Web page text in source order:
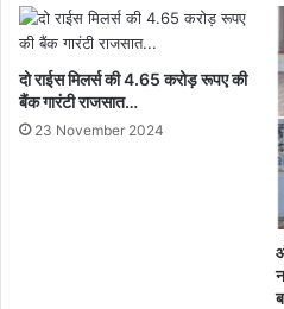
नई
शिक्षा
पर
रखे
महत्वपूर्ण
दो राईस मिलर्स की 4.65 करोड़ रूपए की
बैंक गारंटी राजसात…
23 November 2024